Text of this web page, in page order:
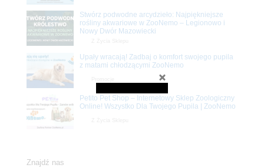
Stwórz podwodne arcydzieło: Najpiękniejsze
rośliny akwariowe w ZooNemo – Legionowo i
Nowy Dwór Mazowiecki
Upały wracają! Zadbaj o komfort swojego pupila
z matami chłodzącymi ZooNemo
Petito Pet Shop – Internetowy Sklep Zoologiczny
Online! Wszystko Dla Twojego Pupila | ZooNemo
Znajdź nas